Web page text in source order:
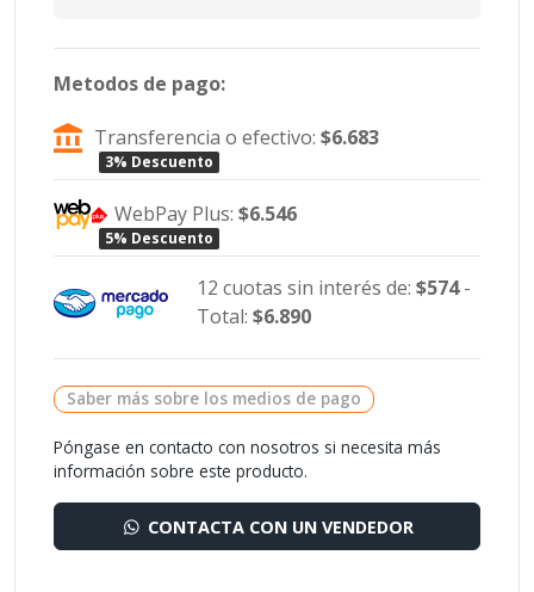
Metodos de pago:
Transferencia o efectivo:$6.683
3% Descuento
WebPay Plus:$6.546
5% Descuento
12 cuotas sin interés de: $574-
Total: $6.890
Saber más sobre los medios de pago
Póngase en contacto con nosotros si necesita más
información sobre este producto.
CONTACTA CON UN VENDEDOR